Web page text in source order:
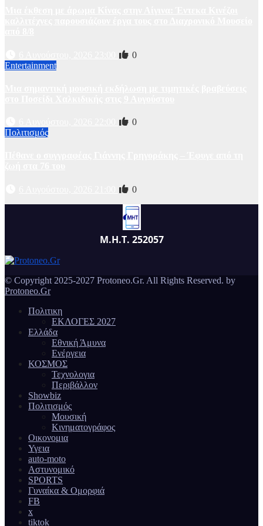
0
Entertainment
0
Πολιτισμός
0
Μ.Η.Τ. 252057
© Copyright 2025-2027 Protoneo.Gr. All Rights Reserved. by
Protoneo.Gr
Πολιτικη
ΕΚΛΟΓΕΣ 2027
Ελλάδα
Εθνική Άμυνα
Ενέργεια
ΚΟΣΜΟΣ
Τεχνολογια
Περιβάλλον
Showbiz
Πολιτισμός
Μουσική
Κινηματογράφος
Οικονομια
Υγεια
auto-moto
Αστυνομικό
SPORTS
Γυναίκα & Ομορφιά
FB
x
tiktok